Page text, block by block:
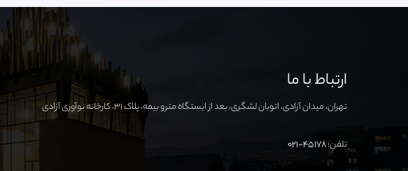
ارتباط با ما
تهران، میدان آزادی، اتوبان لشگری، بعد از ایستگاه مترو بیمه، پلاک ۳۱، کارخانه نوآوری آزادی
تلفن:۴۵۱۷۸-۰۲۱